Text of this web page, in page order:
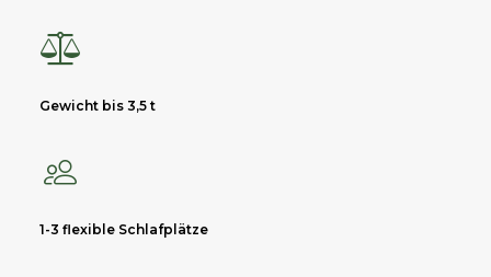
Gewicht bis 3,5 t
1-3 flexible Schlafplätze